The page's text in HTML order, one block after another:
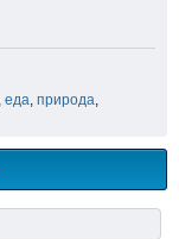
еда природа